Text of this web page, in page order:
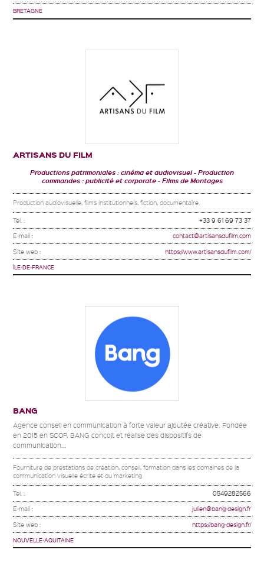
BRETAGNE
ARTISANS DU FILM
Productions patrimoniales : cinéma et audiovisuel
Production
commandes : publicité et corporate
Films de Montages
Production audiovisuelle, films institutionnels, fiction, documentaire.
Tel. : +33 9 61 69 73 37
E-mail : contact@artisansdufilm.com
Site web : https://www.artisansdufilm.com/
ÎLE-DE-FRANCE
BANG
Agence conseil en communication à forte valeur ajoutée créative. Fondée
en 2015 en SCOP, BANG conçoit et réalise des dispositifs de
communication...
Fourniture de prestations de création, conseil, formation dans les domaines de la
communication visuelle écrite et du marketing
Tel. : 0549282566
E-mail : julien@bang-design.fr
Site web : https://bang-design.fr/
NOUVELLE-AQUITAINE